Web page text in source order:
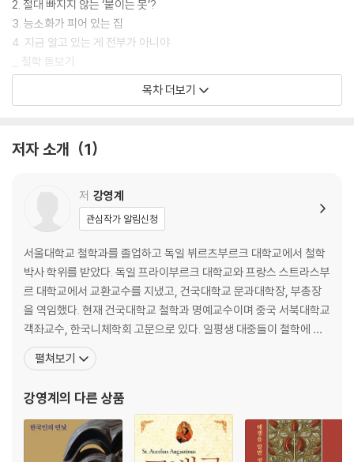
2. 절대 빠지지 않는 ‘붙이는 못’?
3. 능소화가 피어 있는 집
4. 지금 알고 있는 게 전부가 아니야
_ 철학 돋보기
2. 높은 담 안쪽에 숨겨져 있던 진실
3. 친절한 아저씨
3. 베이컨의 네 가지 우상 이야기
1. 솟대
2. 네 가지 우상
3. 우리만의 비밀
_ 철학 돋보기
4. 참다운 앎
1. 솟대 만들기
_ 철학 돋보기
에필로그
부록_ 통합형 논술 활용노트
목차 더보기
저자 소개 1
저 강영계
관심작가 알림신청
서울대학교 철학과를 졸업하고 독일 뷔르츠부르크 대학교에서 철학
박사 학위를 받았다. 독일 프라이부르크 대학교와 프랑스 스트라스부
르 대학교에서 교환교수를 지냈고, 건국대학교 문과대학장, 부총장
을 역임했다. 현재 건국대학교 철학과 명예교수이며 중국 서북대학교
객좌교수, 한국니체학회 고문으로 있다. 일평생 대중들이 철학에 쉽
게 다가서고, 어린이와 청소년 들이 자신을 사랑하고 조화롭게 성장
하기를 바라는 마음을 담아 다양한 집필 활동을 펼쳐왔다. 저서로는
년을 위한 철학 에세이』 『청소년을 위한 가치관 에세이』 『청
펼쳐보기
강영계 의 다른 상품